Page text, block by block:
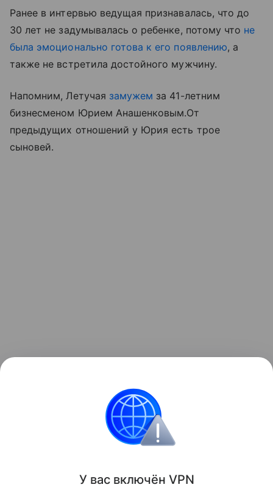
Ранее в интервью ведущая признавалась, что до
30 лет не задумывалась о ребенке, потому что не
была эмоционально готова к его появлению, а
также не встретила достойного мужчину.
Напомним, Летучая замужем за 41-летним
бизнесменом Юрием Анашенковым.От
предыдущих отношений у Юрия есть трое
сыновей.
Звезды, чью беременность все
У вас включён VPN